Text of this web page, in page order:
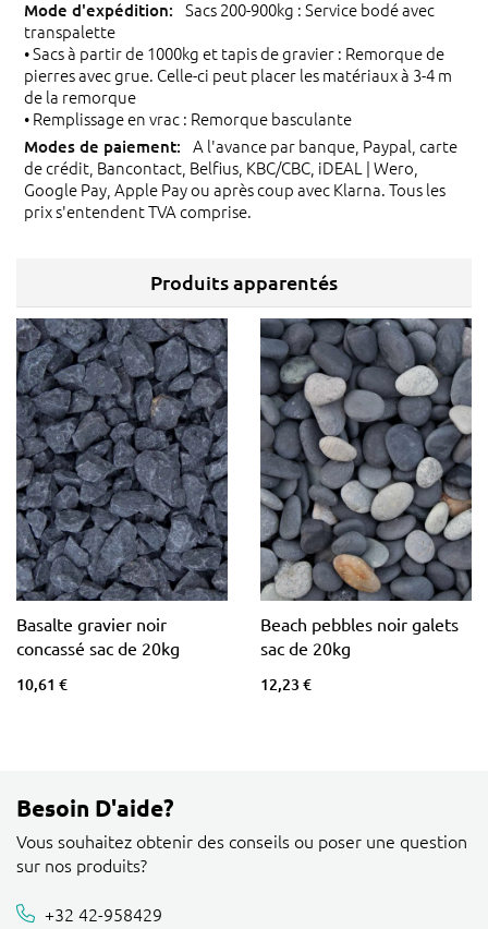
Sacs 200-900kg : Service bodé avec
transpalette
• Sacs à partir de 1000kg et tapis de gravier : Remorque de
pierres avec grue. Celle-ci peut placer les matériaux à 3-4 m
de la remorque
• Remplissage en vrac : Remorque basculante
A l'avance par banque, Paypal, carte
de crédit, Bancontact, Belfius, KBC/CBC, iDEAL | Wero,
Google Pay, Apple Pay ou après coup avec Klarna. Tous les
prix s'entendent TVA comprise.
Produits apparentés
Basalte gravier noir
concassé sac de 20kg
10,61 €
Beach pebbles noir galets
sac de 20kg
12,23 €
Besoin D'aide?
Vous souhaitez obtenir des conseils ou poser une question
sur nos produits?
+32 42-958429